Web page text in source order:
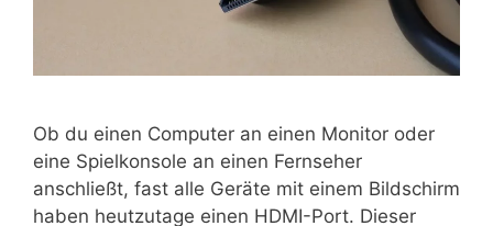
Ob du einen Computer an einen Monitor oder
eine Spielkonsole an einen Fernseher
anschließt, fast alle Geräte mit einem Bildschirm
haben heutzutage einen HDMI-Port. Dieser